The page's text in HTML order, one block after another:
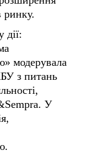
дії:
модерувала
з питань
У
Голова